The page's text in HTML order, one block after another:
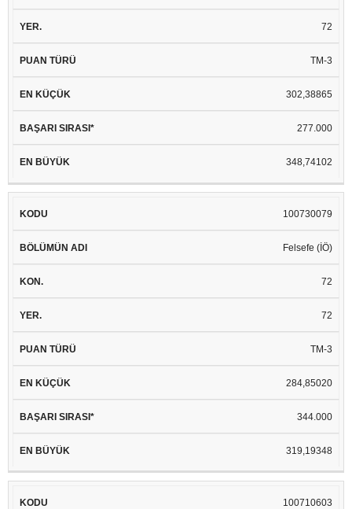
72
TM-3
302,38865
277.000
348,74102
100730079
Felsefe (İÖ)
72
72
TM-3
284,85020
344.000
319,19348
100710603